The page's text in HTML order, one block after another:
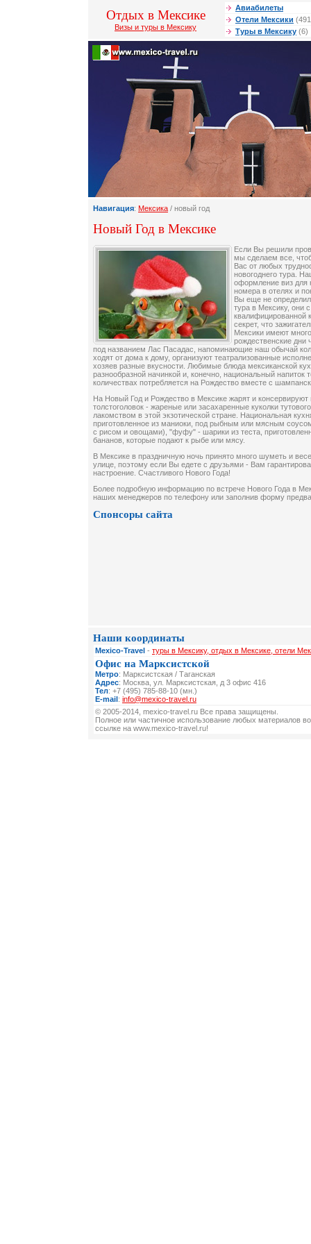
Отдых в Мексике
Визы и туры в Мексику
Авиабилеты
Отели Мексики
Туры в Мексику (6)
Навигация: Мексика / новый год
Новый Год в Мексике
Если Вы решили
мы сделаем все,
Вас от любых
новогоднего тура.
оформление виз для
номера в отелях и
Вы еще не
тура в Мексику, они
квалифицированной
секрет, что
Мексики имеют
рождественские дни
под названием Лас Пасадас, напоминающие наш обычай
ходят от дома к дому, организуют театрализованные
хозяев разные вкусности. Любимые блюда мексиканской
разнообразной начинкой и, конечно, национальный напиток
количествах потребляется на Рождество вместе с
На Новый Год и Рождество в Мексике жарят и консервируют
толстоголовок - жареные или засахаренные куколки
лакомством в этой экзотической стране. Национальная
приготовленное из маниоки, под рыбным или мясным
с рисом и овощами), "фуфу" - шарики из теста,
бананов, которые подают к рыбе или мясу.
В Мексике в праздничную ночь принято много шуметь и
улице, поэтому если Вы едете с друзьями - Вам
настроение. Счастливого Нового Года!
Более подробную информацию по встрече Нового Года в
наших менеджеров по телефону или заполнив форму
Спонсоры сайта
Наши координаты
Mexico-Travel - туры в Мексику, отдых в Мексике, отели
Офис на Марксистской
Метро: Марксистская / Таганская
Адрес: Москва, ул. Марксистская, д 3 офис 416
Тел: +7 (495) 785-88-10 (мн.)
E-mail: info@mexico-travel.ru
© 2005-2014, mexico-travel.ru Все права защищены.
Полное или частичное использование любых материалов
ссылке на www.mexico-travel.ru!